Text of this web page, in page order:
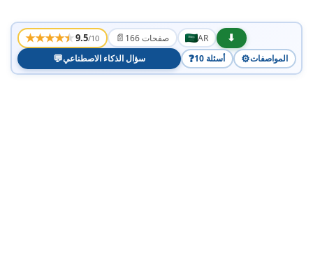
★★★★★9.5/10 📄 166 صفحات AR
⬇
💬سؤال الذكاء الاصطناعي ❓ 10 أسئلة ⚙️المواصفات